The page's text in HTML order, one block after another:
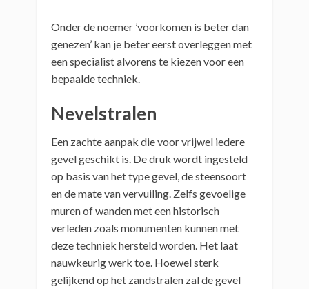
Onder de noemer ’voorkomen is beter dan
genezen’ kan je beter eerst overleggen met
een specialist alvorens te kiezen voor een
bepaalde techniek.
Nevelstralen
Een zachte aanpak die voor vrijwel iedere
gevel geschikt is. De druk wordt ingesteld
op basis van het type gevel, de steensoort
en de mate van vervuiling. Zelfs gevoelige
muren of wanden met een historisch
verleden zoals monumenten kunnen met
deze techniek hersteld worden. Het laat
nauwkeurig werk toe. Hoewel sterk
gelijkend op het zandstralen zal de gevel